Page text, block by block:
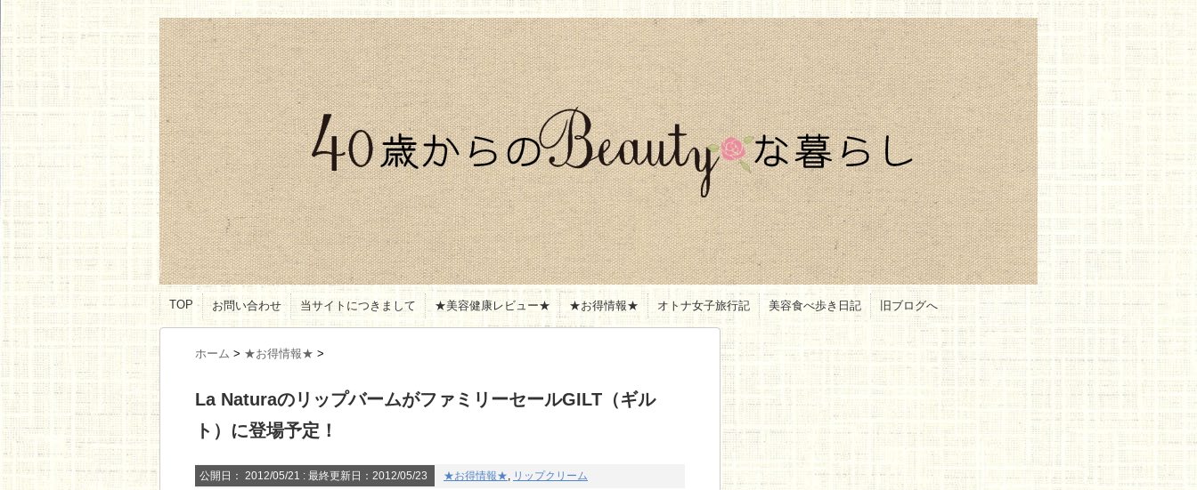
TOP お問い合わせ 当サイトにつきまして ★美容健康レビュー★ ★お得情報★ オトナ女子旅行記 美容食べ歩き日記 旧ブログへ
ホーム > ★お得情報★ >
La NaturaのリップバームがファミリーセールGILT（ギル
ト）に登場予定！
公開日： 2012/05/21 : 最終更新日：2012/05/23 ★お得情報★, リップクリーム